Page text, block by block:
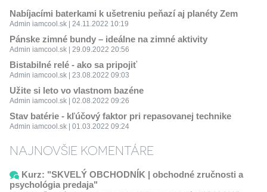
Nabíjacími baterkami k ušetreniu peňazí aj planéty Zem
Admin iamcool.sk | 24.11.2022 10:19
Pánske zimné bundy – ideálne na zimné aktivity
Admin iamcool.sk | 29.09.2022 20:56
Bistabilné relé - ako sa pripojiť
Admin iamcool.sk | 23.08.2022 09:03
Užite si leto vo vlastnom bazéne
Admin iamcool.sk | 02.08.2022 09:26
Stav batérie - kľúčový faktor pri repasovanej technike
Admin iamcool.sk | 01.03.2022 09:24
NAJNOVŠIE KOMENTÁRE
Kurz: "SKVELÝ OBCHODNÍK | obchodné zručnosti a
psychológia predaja"